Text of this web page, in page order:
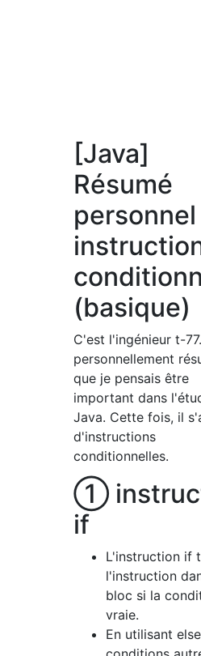
[Java]
Résumé
(basique)
C'est l'ingénieur t-
personnellement
que je pensais être
important dans
Java. Cette fois, il
d'instructions
conditionnelles.
①
if
L'instruction if
l'instruction
bloc si la
vraie.
En utilisant